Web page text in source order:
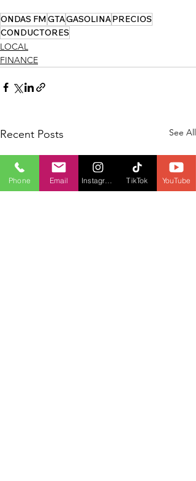
ONDAS FMGTAGASOLINAPRECIOS
CONDUCTORES
LOCAL
FINANCE
Recent Posts See All
Phone Email TikTok YouTube